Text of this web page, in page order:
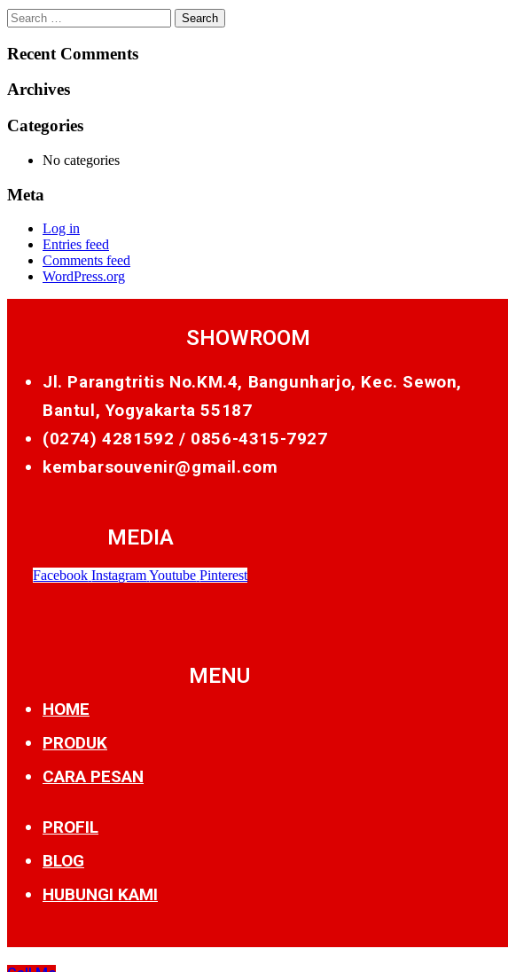
Search
for:
Recent Comments
Archives
Categories
No categories
Meta
Log in
Entries feed
Comments feed
WordPress.org
SHOWROOM
Jl. Parangtritis No.KM.4, Bangunharjo, Kec. Sewon,
Bantul, Yogyakarta 55187
(0274) 4281592 / 0856-4315-7927
kembarsouvenir@gmail.com
MEDIA
Facebook Instagram Youtube Pinterest
MENU
HOME
PRODUK
CARA PESAN
PROFIL
BLOG
HUBUNGI KAMI